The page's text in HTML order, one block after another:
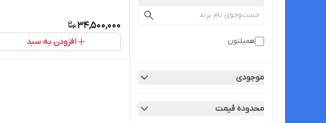
همیلتون
موجودی
محدوده قیمت
34,500,000
افزودن به سبد